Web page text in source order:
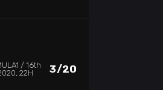
16th
22H
3/20